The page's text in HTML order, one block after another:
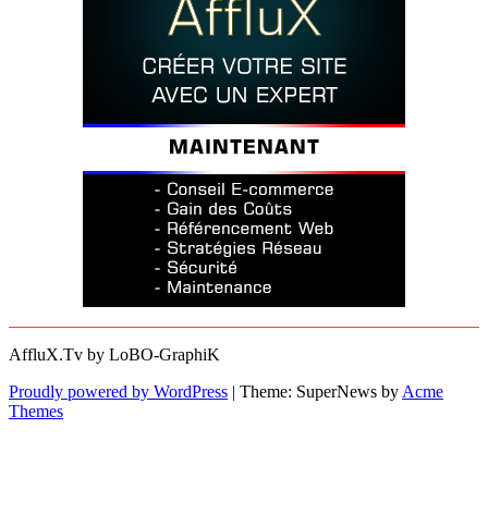
AffluX.Tv by LoBO-GraphiK
Proudly powered by WordPress | Theme: SuperNews by Acme
Themes